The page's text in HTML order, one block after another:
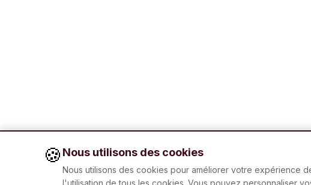
🍪 Nous utilisons des cookies
Nous utilisons des cookies pour améliorer votre expérience
l'utilisation de tous les cookies. Vous pouvez personnaliser